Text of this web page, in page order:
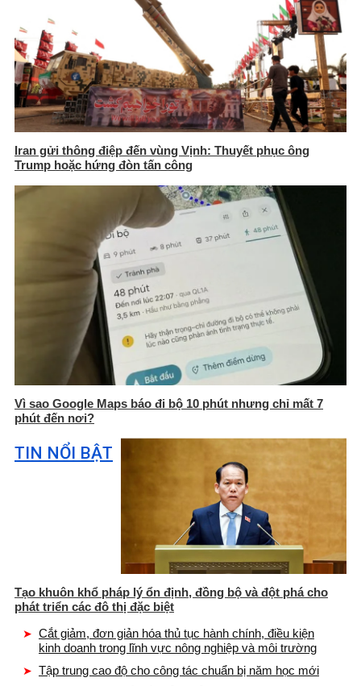
Iran gửi thông điệp đến vùng Vịnh: Thuyết phục ông
Trump hoặc hứng đòn tấn công
Vì sao Google Maps báo đi bộ 10 phút nhưng chỉ mất 7
phút đến nơi?
TIN NỔI BẬT
Tạo khuôn khổ pháp lý ổn định, đồng bộ và đột phá cho
phát triển các đô thị đặc biệt
Cắt giảm, đơn giản hóa thủ tục hành chính, điều kiện
kinh doanh trong lĩnh vực nông nghiệp và môi trường
Tập trung cao độ cho công tác chuẩn bị năm học mới